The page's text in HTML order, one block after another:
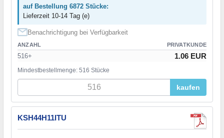
auf Bestellung 6872 Stücke:
Lieferzeit 10-14 Tag (e)
Benachrichtigung bei Verfügbarkeit
ANZAHL PRIVATKUNDE
516+ 1.06 EUR
Mindestbestellmenge: 516 Stücke
kaufen
KSH44H11ITU